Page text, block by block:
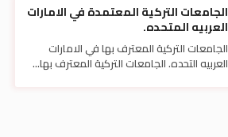
الجامعات التركية المعتمدة في الامارات
العربيه المتحده.
الجامعات التركية المعترف بها في الامارات
العربيه التحده. الجامعات التركية المعترف بها...